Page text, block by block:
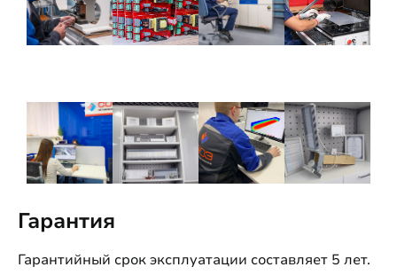
Гарантия
Гарантийный срок эксплуатации составляет 5 лет.